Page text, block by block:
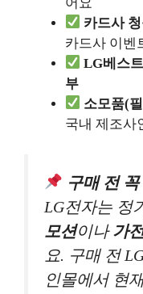
카드사
카드사 이벤
LG베스
부
소모품(
국내 제조사
구매 전
LG전자는 정
모션이나가
요. 구매 전
인몰에서 현